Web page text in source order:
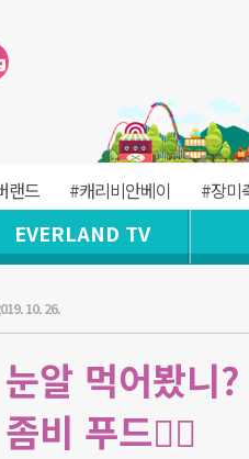
랜드 #캐리비안베이 #장미
EVERLAND TV
10. 26.
알 먹어봤니
비 푸드🧟‍♂